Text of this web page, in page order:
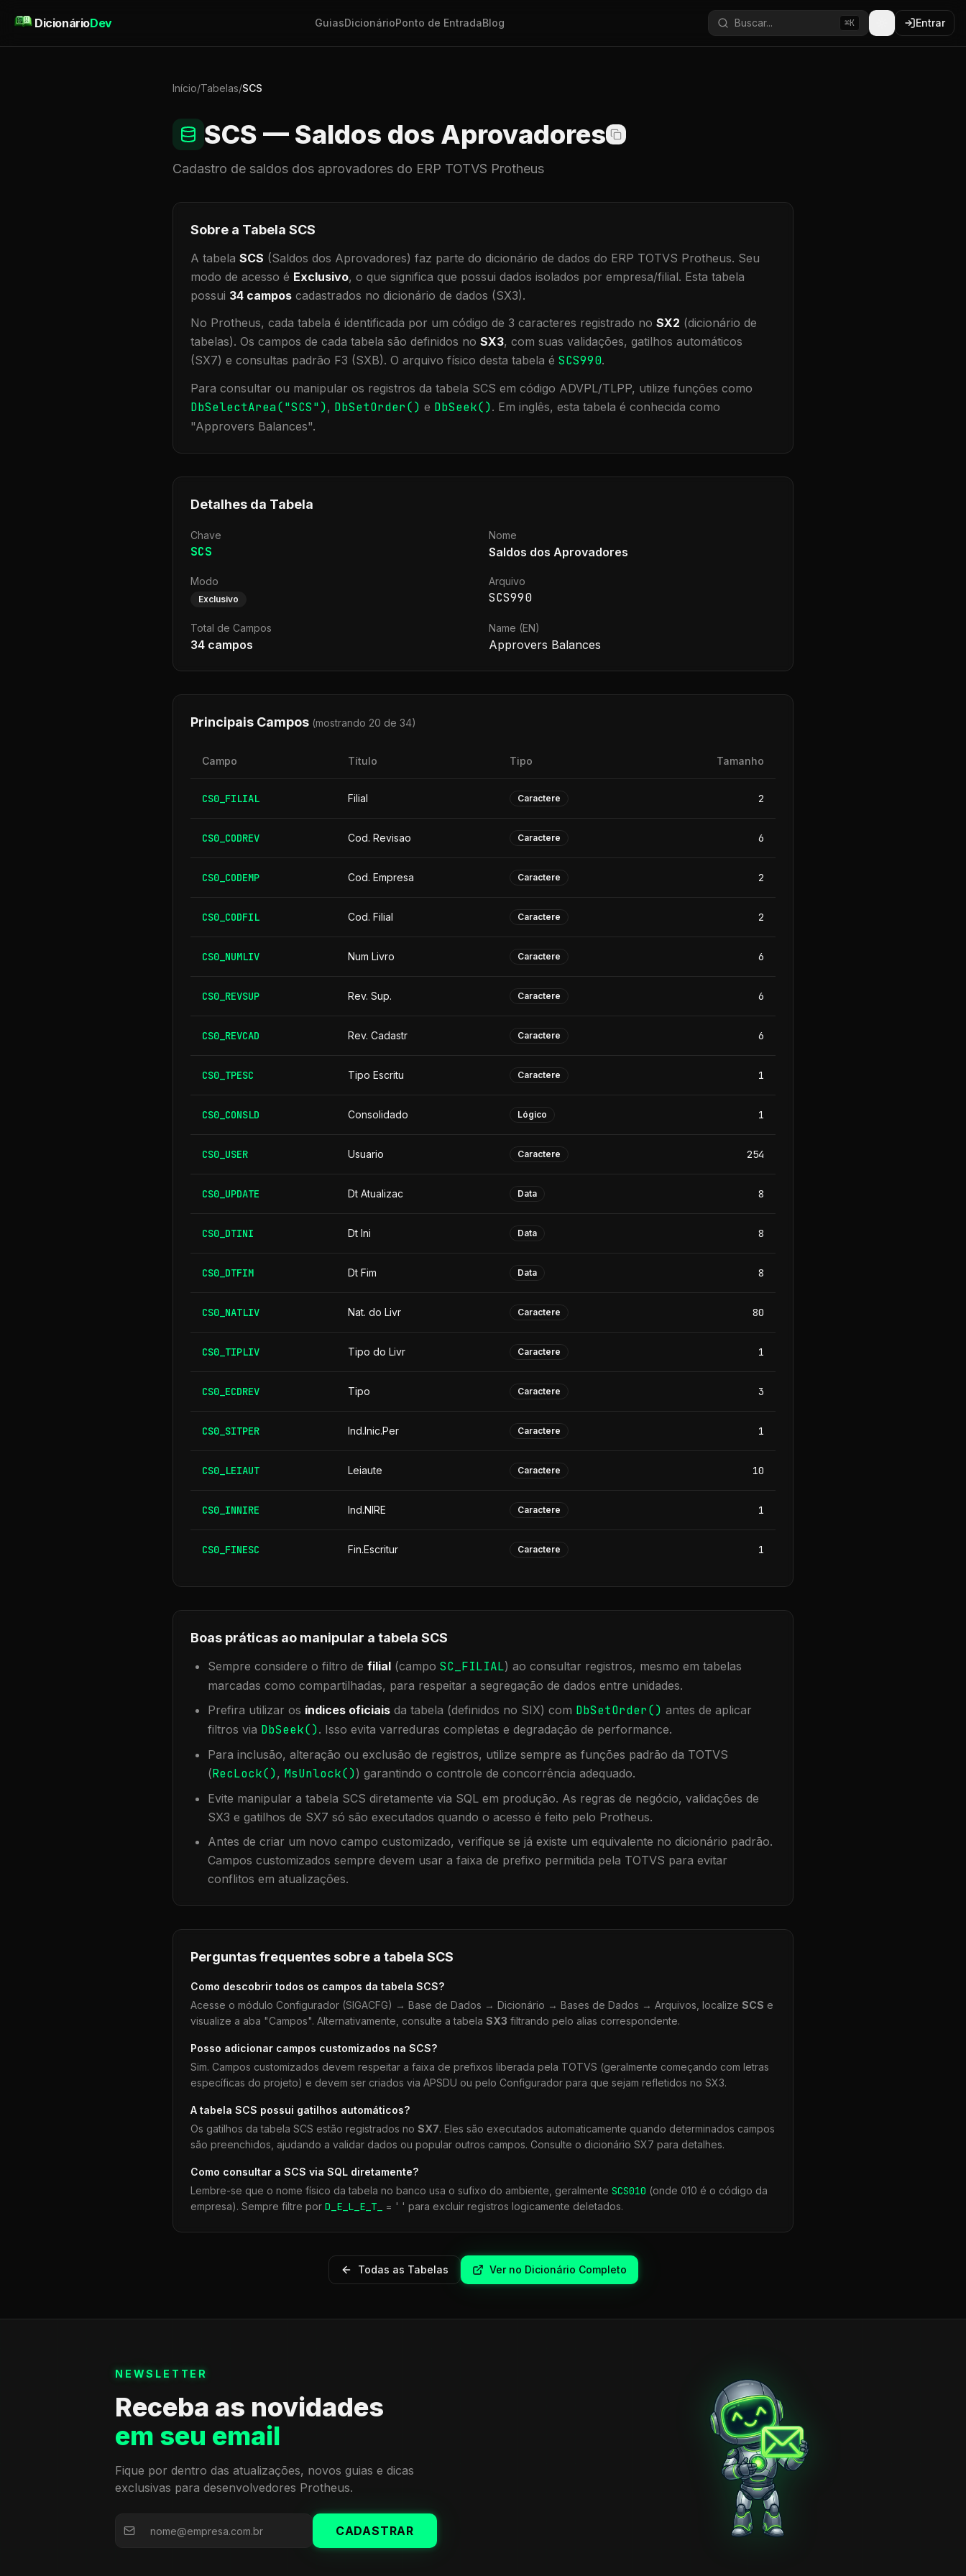
DicionárioDev GuiasDicionárioPonto de EntradaBlog Buscar... ⌘K Entrar
Início/Tabelas/SCS
SCS — Saldos dos Aprovadores
Cadastro de saldos dos aprovadores do ERP TOTVS Protheus
Sobre a Tabela SCS
A tabela SCS (Saldos dos Aprovadores) faz parte do dicionário de dados do ERP TOTVS Protheus. Seu
modo de acesso é Exclusivo, o que significa que possui dados isolados por empresa/filial. Esta tabela
possui 34 campos cadastrados no dicionário de dados (SX3).
No Protheus, cada tabela é identificada por um código de 3 caracteres registrado no SX2 (dicionário de
tabelas). Os campos de cada tabela são definidos no SX3, com suas validações, gatilhos automáticos
(SX7) e consultas padrão F3 (SXB). O arquivo físico desta tabela é SCS990.
Para consultar ou manipular os registros da tabela SCS em código ADVPL/TLPP, utilize funções como
DbSelectArea("SCS"), DbSetOrder() e DbSeek(). Em inglês, esta tabela é conhecida como
"Approvers Balances".
Detalhes da Tabela
Chave
SCS
Nome
Saldos dos Aprovadores
Modo
Exclusivo
Arquivo
SCS990
Total de Campos
34 campos
Name (EN)
Approvers Balances
Principais Campos (mostrando 20 de 34)
Campo Título Tipo Tamanho
CS0_FILIAL Filial Caractere 2
CS0_CODREV Cod. Revisao Caractere 6
CS0_CODEMP Cod. Empresa Caractere 2
CS0_CODFIL Cod. Filial Caractere 2
CS0_NUMLIV Num Livro Caractere 6
CS0_REVSUP Rev. Sup. Caractere 6
CS0_REVCAD Rev. Cadastr Caractere 6
CS0_TPESC Tipo Escritu Caractere 1
CS0_CONSLD Consolidado Lógico 1
CS0_USER Usuario Caractere 254
CS0_UPDATE Dt Atualizac Data 8
CS0_DTINI Dt Ini Data 8
CS0_DTFIM Dt Fim Data 8
CS0_NATLIV Nat. do Livr Caractere 80
CS0_TIPLIV Tipo do Livr Caractere 1
CS0_ECDREV Tipo Caractere 3
CS0_SITPER Ind.Inic.Per Caractere 1
CS0_LEIAUT Leiaute Caractere 10
CS0_INNIRE Ind.NIRE Caractere 1
CS0_FINESC Fin.Escritur Caractere 1
Boas práticas ao manipular a tabela SCS
Sempre considere o filtro de filial (campo SC_FILIAL) ao consultar registros, mesmo em tabelas
marcadas como compartilhadas, para respeitar a segregação de dados entre unidades.
Prefira utilizar os índices oficiais da tabela (definidos no SIX) com DbSetOrder() antes de aplicar
filtros via DbSeek(). Isso evita varreduras completas e degradação de performance.
Para inclusão, alteração ou exclusão de registros, utilize sempre as funções padrão da TOTVS
(RecLock(), MsUnlock()) garantindo o controle de concorrência adequado.
Evite manipular a tabela SCS diretamente via SQL em produção. As regras de negócio, validações de
SX3 e gatilhos de SX7 só são executados quando o acesso é feito pelo Protheus.
Antes de criar um novo campo customizado, verifique se já existe um equivalente no dicionário padrão.
Campos customizados sempre devem usar a faixa de prefixo permitida pela TOTVS para evitar
conflitos em atualizações.
Perguntas frequentes sobre a tabela SCS
Como descobrir todos os campos da tabela SCS?
Acesse o módulo Configurador (SIGACFG) → Base de Dados → Dicionário → Bases de Dados → Arquivos, localize SCS e
visualize a aba "Campos". Alternativamente, consulte a tabela SX3 filtrando pelo alias correspondente.
Posso adicionar campos customizados na SCS?
Sim. Campos customizados devem respeitar a faixa de prefixos liberada pela TOTVS (geralmente começando com letras
específicas do projeto) e devem ser criados via APSDU ou pelo Configurador para que sejam refletidos no SX3.
A tabela SCS possui gatilhos automáticos?
Os gatilhos da tabela SCS estão registrados no SX7. Eles são executados automaticamente quando determinados campos
são preenchidos, ajudando a validar dados ou popular outros campos. Consulte o dicionário SX7 para detalhes.
Como consultar a SCS via SQL diretamente?
Lembre-se que o nome físico da tabela no banco usa o sufixo do ambiente, geralmente SCS010 (onde 010 é o código da
empresa). Sempre filtre por D_E_L_E_T_ = ' ' para excluir registros logicamente deletados.
Todas as Tabelas Ver no Dicionário Completo
NEWSLETTER
Receba as novidades
em seu email
Fique por dentro das atualizações, novos guias e dicas
exclusivas para desenvolvedores Protheus.
CADASTRAR